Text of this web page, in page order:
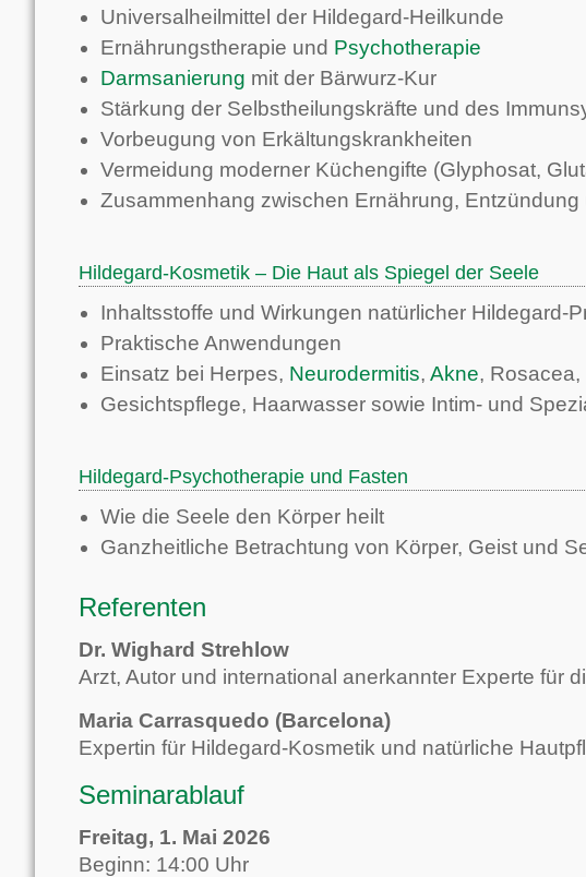
Universalheilmittel der Hildegard-Heilkunde
Ernährungstherapie und Psychotherapie
Darmsanierung mit der Bärwurz-Kur
Stärkung der Selbstheilungskräfte und des
Vorbeugung von Erkältungskrankheiten
Vermeidung moderner Küchengifte (Glyphosat,
Zusammenhang zwischen Ernährung,
Hildegard-Kosmetik – Die Haut als Spiegel der Seele
Inhaltsstoffe und Wirkungen natürlicher Hildegard-
Praktische Anwendungen
Einsatz bei Herpes, Neurodermitis, Akne,
Gesichtspflege, Haarwasser sowie Intim- und
Hildegard-Psychotherapie und Fasten
Wie die Seele den Körper heilt
Ganzheitliche Betrachtung von Körper, Geist und
Referenten
Dr. Wighard Strehlow
Arzt, Autor und international anerkannter Experte für
Maria Carrasquedo (Barcelona)
Expertin für Hildegard-Kosmetik und natürliche
Seminarablauf
Freitag, 1. Mai 2026
Beginn: 14:00 Uhr